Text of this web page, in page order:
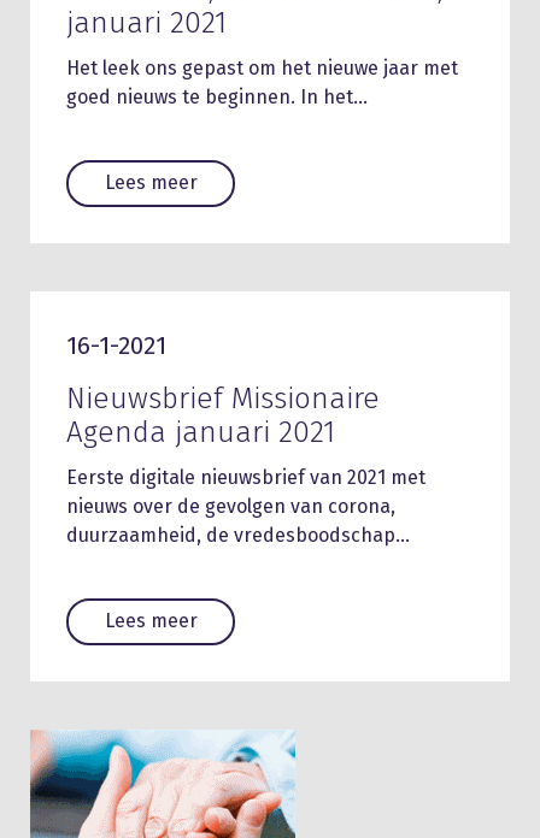
januari 2021
Het leek ons gepast om het nieuwe jaar met
goed nieuws te beginnen. In het…
Lees meer
16-1-2021
Nieuwsbrief Missionaire
Agenda januari 2021
Eerste digitale nieuwsbrief van 2021 met
nieuws over de gevolgen van corona,
duurzaamheid, de vredesboodschap…
Lees meer